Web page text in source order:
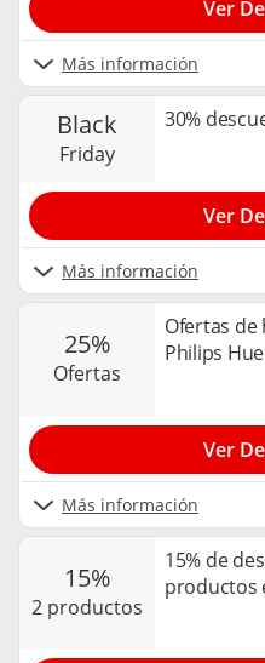
Más información
Ver
black
friday
30%
Más información
Ver
25%
ofertas
Ofertas de
Philips Hue
Más información
Ver
15%
2 productos
15% de
productos